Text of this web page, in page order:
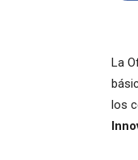
La
los